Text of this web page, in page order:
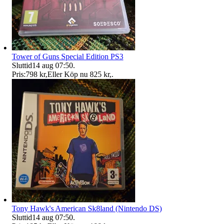
Tower of Guns Special Edition PS3
Sluttid14 aug 07:50.
Pris:798 kr,Eller Köp nu 825 kr,.
Tony Hawk's American Sk8land (Nintendo DS)
Sluttid14 aug 07:50.